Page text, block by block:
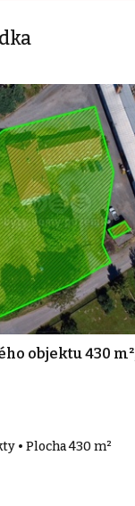
objektu 430
• Plocha 430 m²